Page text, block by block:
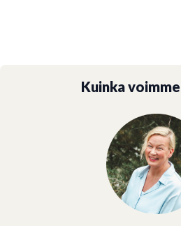
Kuinka